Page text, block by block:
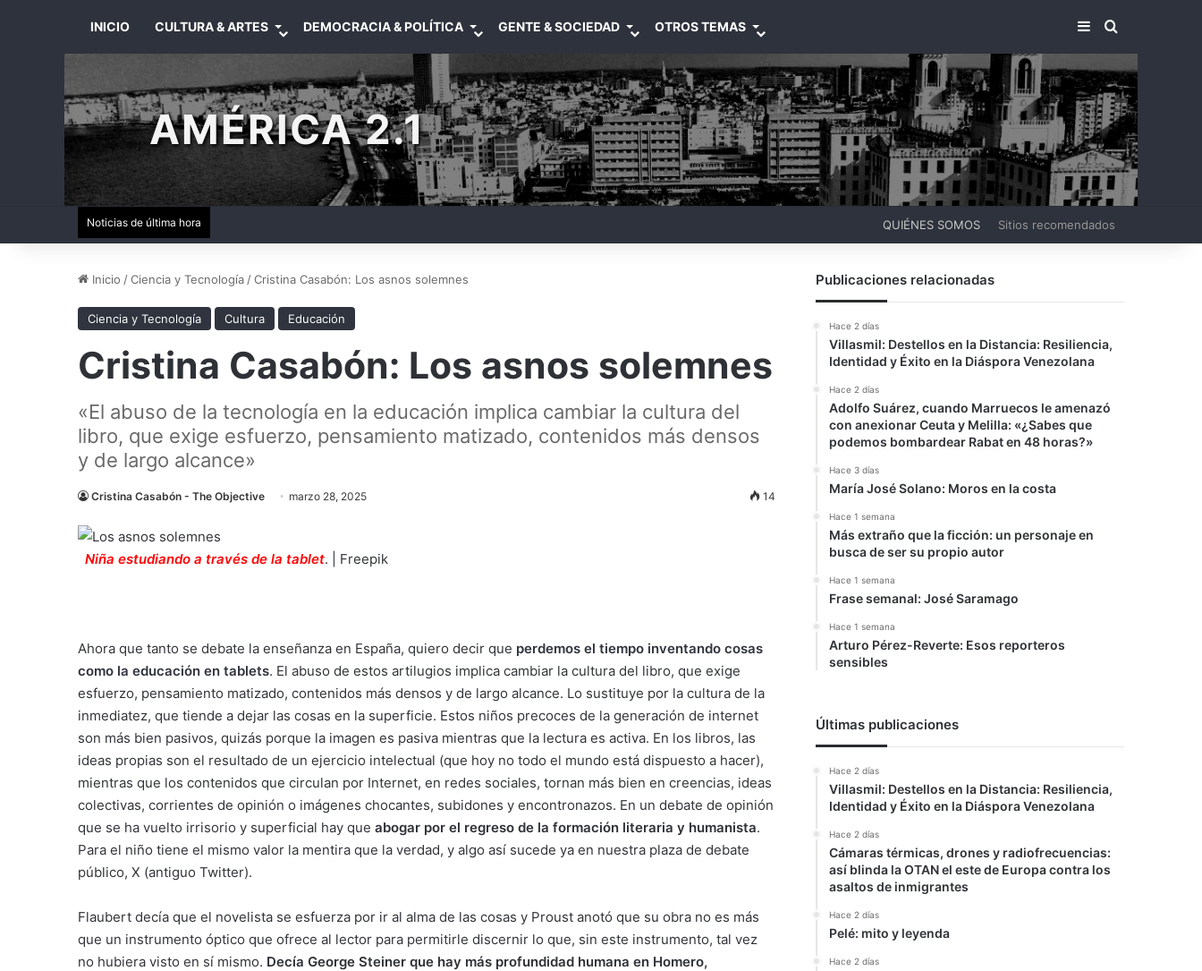
INICIO CULTURA & ARTES DEMOCRACIA & POLÍTICA GENTE & SOCIEDAD OTROS TEMAS BARRA LATERAL
BUSCAR
AMÉRICA 2.1
Noticias de última hora QUIÉNES SOMOS Sitios recomendados
Inicio /Ciencia y Tecnología /Cristina Casabón: Los asnos solemnes
Ciencia y Tecnología Cultura Educación
Cristina Casabón: Los asnos solemnes
«El abuso de la tecnología en la educación implica cambiar la cultura del
libro, que exige esfuerzo, pensamiento matizado, contenidos más densos
y de largo alcance»
Cristina Casabón - The Objective marzo 28, 2025 14
Niña estudiando a través de la tablet. | Freepik
Ahora que tanto se debate la enseñanza en España, quiero decir que perdemos el tiempo inventando cosas
como la educación en tablets. El abuso de estos artilugios implica cambiar la cultura del libro, que exige
esfuerzo, pensamiento matizado, contenidos más densos y de largo alcance. Lo sustituye por la cultura de la
inmediatez, que tiende a dejar las cosas en la superficie. Estos niños precoces de la generación de internet
son más bien pasivos, quizás porque la imagen es pasiva mientras que la lectura es activa. En los libros, las
ideas propias son el resultado de un ejercicio intelectual (que hoy no todo el mundo está dispuesto a hacer),
mientras que los contenidos que circulan por Internet, en redes sociales, tornan más bien en creencias, ideas
colectivas, corrientes de opinión o imágenes chocantes, subidones y encontronazos. En un debate de opinión
que se ha vuelto irrisorio y superficial hay que abogar por el regreso de la formación literaria y humanista.
Para el niño tiene el mismo valor la mentira que la verdad, y algo así sucede ya en nuestra plaza de debate
público, X (antiguo Twitter).
Flaubert decía que el novelista se esfuerza por ir al alma de las cosas y Proust anotó que su obra no es más
que un instrumento óptico que ofrece al lector para permitirle discernir lo que, sin este instrumento, tal vez
no hubiera visto en sí mismo. Decía George Steiner que hay más profundidad humana en Homero,
Publicaciones relacionadas
Hace 2 días
Villasmil: Destellos en la Distancia: Resiliencia,
Identidad y Éxito en la Diáspora Venezolana
Hace 2 días
Adolfo Suárez, cuando Marruecos le amenazó
con anexionar Ceuta y Melilla: «¿Sabes que
podemos bombardear Rabat en 48 horas?»
Hace 3 días
María José Solano: Moros en la costa
Hace 1 semana
Más extraño que la ficción: un personaje en
busca de ser su propio autor
Hace 1 semana
Frase semanal: José Saramago
Hace 1 semana
Arturo Pérez-Reverte: Esos reporteros
sensibles
Últimas publicaciones
Hace 2 días
Villasmil: Destellos en la Distancia: Resiliencia,
Identidad y Éxito en la Diáspora Venezolana
Hace 2 días
Cámaras térmicas, drones y radiofrecuencias:
así blinda la OTAN el este de Europa contra los
asaltos de inmigrantes
Hace 2 días
Pelé: mito y leyenda
Hace 2 días